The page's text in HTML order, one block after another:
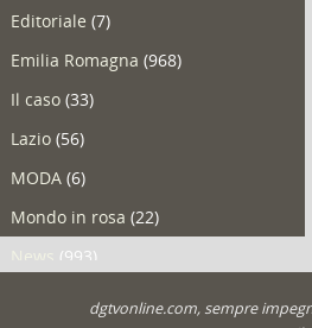
Editoriale (7)
Emilia Romagna (968)
Il caso(33)
Lazio(56)
MODA(6)
Mondo in rosa (22)
(993)
dgtvonline.com, sempre